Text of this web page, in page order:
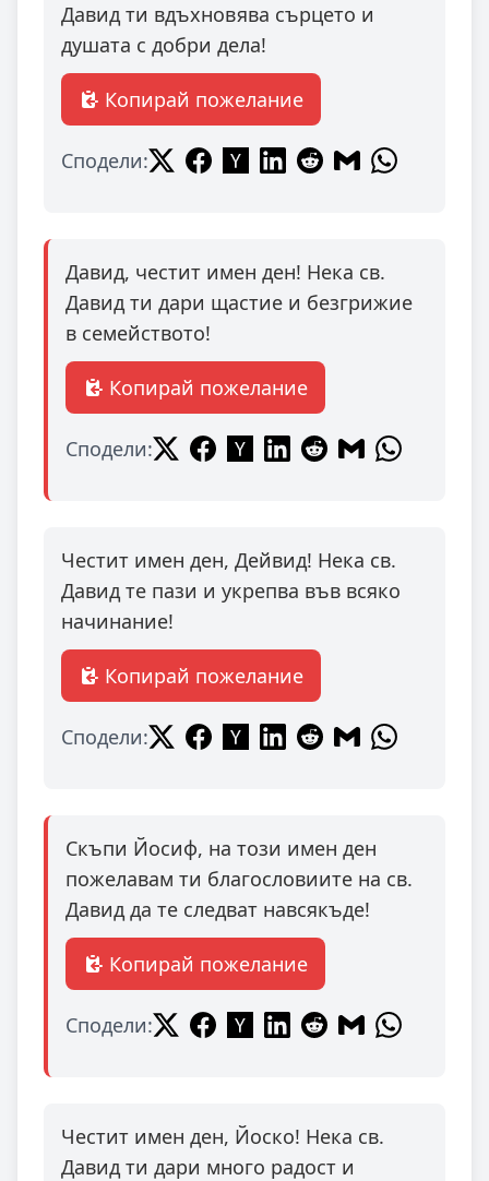
Давид ти вдъхновява сърцето и
душата с добри дела!
Копирай пожелание
Сподели:
Давид, честит имен ден! Нека св.
Давид ти дари щастие и безгрижие
в семейството!
Копирай пожелание
Сподели:
Честит имен ден, Дейвид! Нека св.
Давид те пази и укрепва във всяко
начинание!
Копирай пожелание
Сподели:
Скъпи Йосиф, на този имен ден
пожелавам ти благословиите на св.
Давид да те следват навсякъде!
Копирай пожелание
Сподели:
Честит имен ден, Йоско! Нека св.
Давид ти дари много радост и